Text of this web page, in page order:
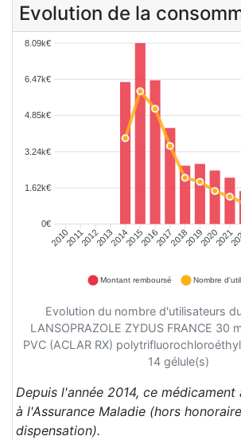
Evolution de la
201020112012201320142015201620172018201920202021
8.09k€
6.47k€
4.85k€
3.24k€
1.62k€
0€
Montant remboursé Nombre
Evolution du nombre d'utilisateurs
LANSOPRAZOLE ZYDUS FRANCE 30
PVC (ACLAR RX)
14 gélule(s)
Depuis l'année 2014, ce
à l'Assurance Maladie (hors
dispensation).